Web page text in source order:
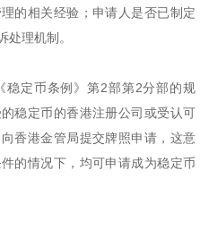
的相关经验；申请人是否已制定
处理机制。
稳定币条例》第2部第2分部的规
稳定币的香港注册公司或受认可
香港金管局提交牌照申请，这意
的情况下，均可申请成为稳定币